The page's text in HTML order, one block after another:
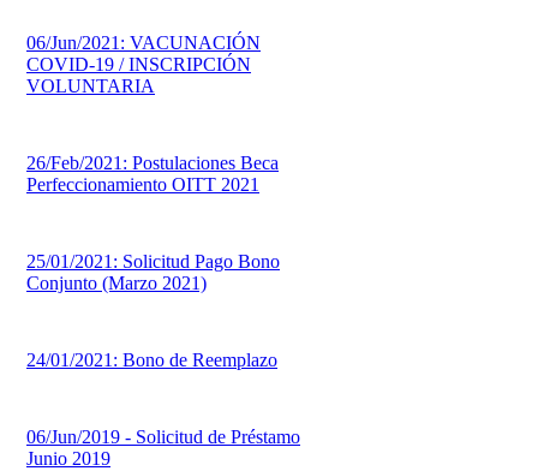
06/Jun/2021: VACUNACIÓN
COVID-19 / INSCRIPCIÓN
VOLUNTARIA
26/Feb/2021: Postulaciones Beca
Perfeccionamiento OITT 2021
25/01/2021: Solicitud Pago Bono
Conjunto (Marzo 2021)
24/01/2021: Bono de Reemplazo
06/Jun/2019 - Solicitud de Préstamo
Junio 2019